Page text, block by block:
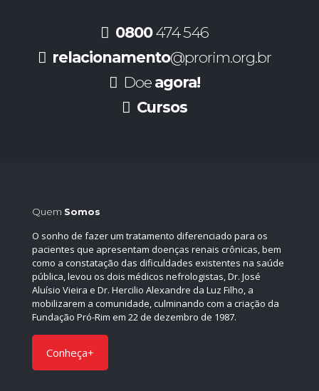
0800474 546
relacionamento@prorim.org.br
Doe agora!
Cursos
Quem Somos
O sonho de fazer um tratamento diferenciado para os
pacientes que apresentam doenças renais crônicas, bem
como a constatação das dificuldades existentes na saúde
pública, levou os dois médicos nefrologistas, Dr. José
Aluísio Vieira e Dr. Hercilio Alexandre da Luz Filho, a
mobilizarem a comunidade, culminando com a criação da
Fundação Pró-Rim em 22 de dezembro de 1987.
Conheça+